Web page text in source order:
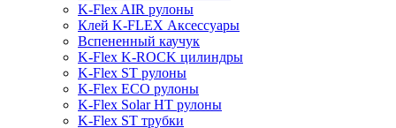
K-Flex AIR рулоны
Клей K-FLEX Аксессуары
Вспененный каучук
K-Flex K-ROCK цилиндры
K-Flex ST рулоны
K-Flex ECO рулоны
K-Flex Solar HT рулоны
K-Flex ST трубки